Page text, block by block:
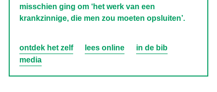
misschien ging om ‘het werk van een
krankzinnige, die men zou moeten opsluiten’.
ontdek het zelf lees online
in de bib
media